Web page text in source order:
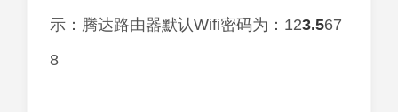
示：腾达路由器默认Wifi密码为：123.567
8